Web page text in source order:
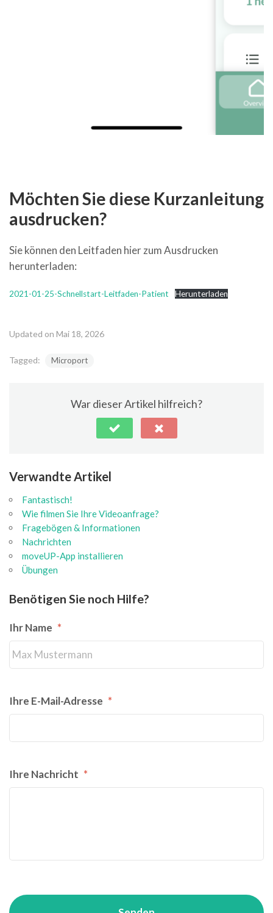
Möchten Sie diese Kurzanleitung
ausdrucken?
Sie können den Leitfaden hier zum Ausdrucken
herunterladen:
2021-01-25-Schnellstart-Leitfaden-Patient Herunterladen
Updated on Mai 18, 2026
Tagged: Microport
War dieser Artikel hilfreich?
Verwandte Artikel
Fantastisch!
Wie filmen Sie Ihre Videoanfrage?
Fragebögen & Informationen
Nachrichten
moveUP-App installieren
Übungen
Benötigen Sie noch Hilfe?
Ihr Name *
Ihre E-Mail-Adresse *
Ihre Nachricht *